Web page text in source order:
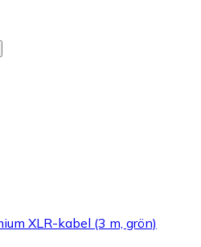
XLR-kabel (3 m, grön)